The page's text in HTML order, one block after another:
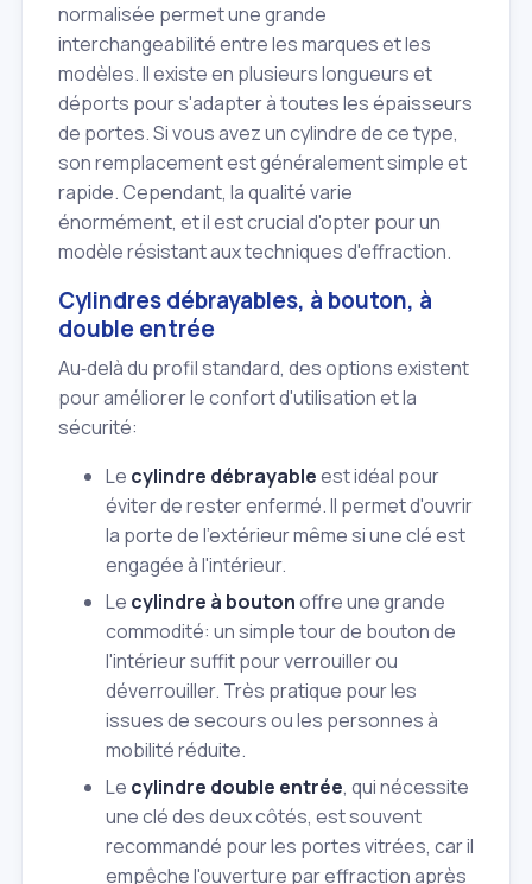
normalisée permet une grande
interchangeabilité entre les marques et les
modèles. Il existe en plusieurs longueurs et
déports pour s'adapter à toutes les épaisseurs
de portes. Si vous avez un cylindre de ce type,
son remplacement est généralement simple et
rapide. Cependant, la qualité varie
énormément, et il est crucial d'opter pour un
modèle résistant aux techniques d'effraction.
Cylindres débrayables, à bouton, à
double entrée
Au‑delà du profil standard, des options existent
pour améliorer le confort d'utilisation et la
sécurité:
Le cylindre débrayableest idéal pour
éviter de rester enfermé. Il permet d'ouvrir
la porte de l'extérieur même si une clé est
engagée à l'intérieur.
Le cylindre à boutonoffre une grande
commodité: un simple tour de bouton de
l'intérieur suffit pour verrouiller ou
déverrouiller. Très pratique pour les
issues de secours ou les personnes à
mobilité réduite.
Le cylindre double entrée, qui nécessite
une clé des deux côtés, est souvent
recommandé pour les portes vitrées, car il
empêche l'ouverture par effraction après